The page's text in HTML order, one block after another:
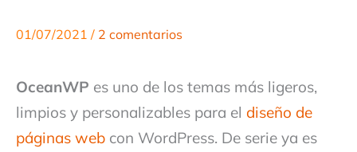
01/07/2021 / 2 comentarios
OceanWP es uno de los temas más ligeros,
limpios y personalizables para el diseño de
páginas web con WordPress. De serie ya es